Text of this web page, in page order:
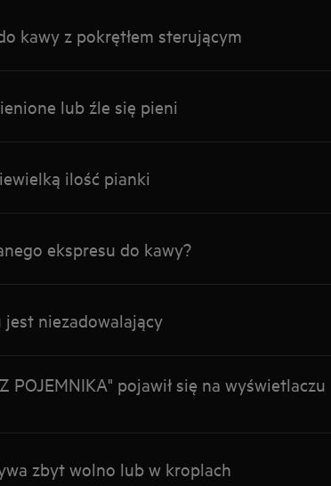
kawy z pokrętłem sterującym
lub źle się pieni
ilość pianki
ekspresu do kawy?
jest niezadowalający
POJEMNIKA" pojawił się na wyświetlaczu
zbyt wolno lub w kroplach